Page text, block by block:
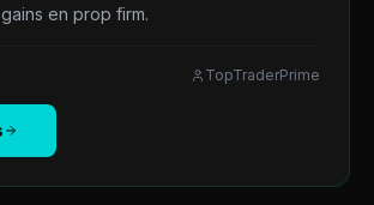
en prop firm.
TopTraderPrime